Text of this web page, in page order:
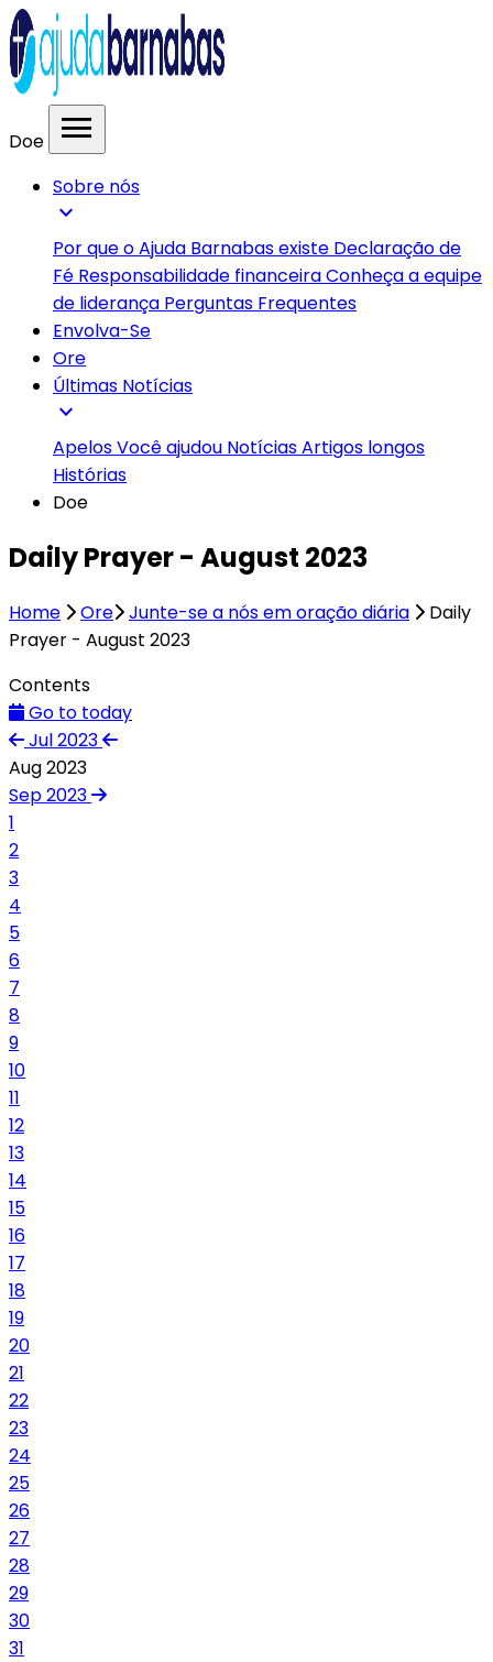
Doe menu
Sobre nós
expand_more
Por que o Ajuda Barnabas existe Declaração de
Fé Responsabilidade financeiraConheça a equipe
de liderança Perguntas Frequentes
Envolva-Se
Ore
Últimas Notícias
expand_more
ApelosVocê ajudou NotíciasArtigos longos
Histórias
Doe
Daily Prayer - August 2023
Home Ore Junte-se a nós em oração diária
Daily
Prayer - August 2023
Contents
Go to today
Jul 2023
Aug 2023
Sep 2023
1
2
3
4
5
6
7
8
9
10
11
12
13
14
15
16
17
18
19
20
21
22
23
24
25
26
27
28
29
30
31